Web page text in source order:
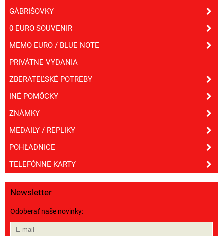
GÁBRIŠOVKY
0 EURO SOUVENIR
MEMO EURO / BLUE NOTE
PRIVÁTNE VYDANIA
ZBERATEĽSKÉ POTREBY
INÉ POMÔCKY
ZNÁMKY
MEDAILY / REPLIKY
POHĽADNICE
TELEFÓNNE KARTY
Newsletter
Odoberať naše novinky: